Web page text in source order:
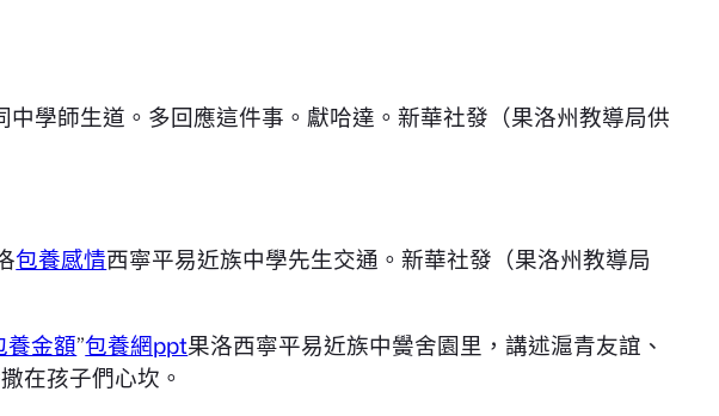
學師生道。多回應這件事。獻哈達。新華社發（果洛州教導局供
包養感情西寧平易近族中學先生交通。新華社發（果洛州教導局
養金額”包養網ppt果洛西寧平易近族中黌舍園里，講述滬青友誼、
在孩子們心坎。